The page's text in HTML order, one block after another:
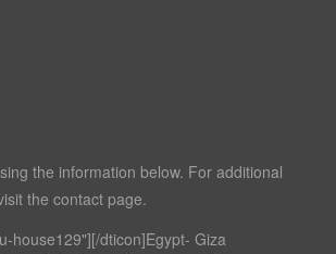
the information below. For additional
the contact page.
house129"][/dticon]Egypt- Giza